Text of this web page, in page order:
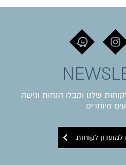
שלנו וקבלו הנחות וגישה
מיוחדים
לקוחות